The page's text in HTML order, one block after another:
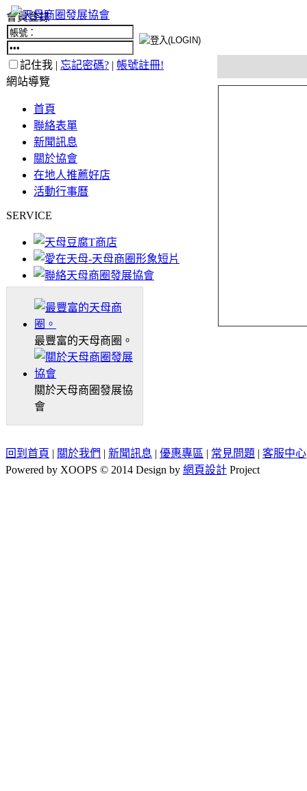
會員登錄
記住我 | 忘記密碼? | 帳號註冊!
網站導覽
首頁
聯絡表單
新聞訊息
關於協會
在地人推薦好店
活動行事曆
SERVICE
最豐富的天母商圈。
關於天母商圈發展協
會
回到首頁 | 關於我們 | 新聞訊息 | 優惠專區 | 常見問題 | 客服中心
Powered by XOOPS © 2014 Design by 網頁設計 Project